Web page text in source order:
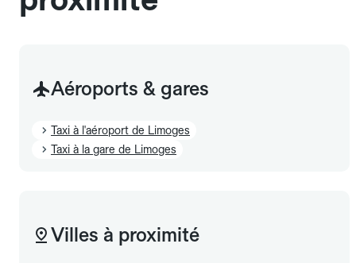
Aéroports & gares
Taxi à l'aéroport de Limoges
Taxi à la gare de Limoges
Villes à proximité